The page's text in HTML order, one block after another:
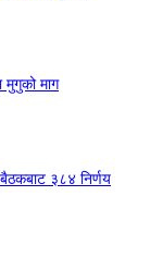
मुगुको माग
बैठकबाट ३८४ निर्णय